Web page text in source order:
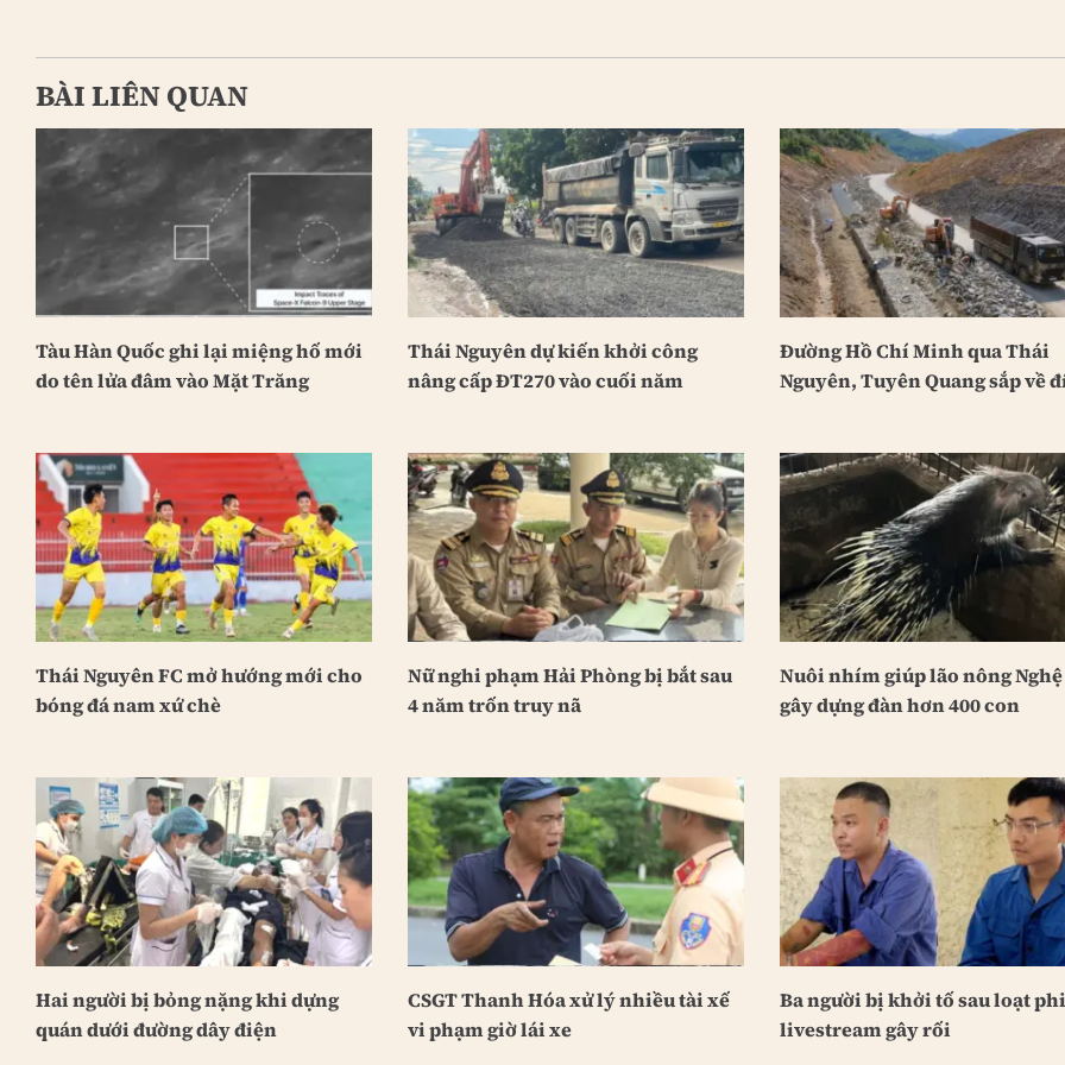
BÀI LIÊN QUAN
Tàu Hàn Quốc ghi lại miệng hố mới
do tên lửa đâm vào Mặt Trăng
Thái Nguyên dự kiến khởi công
nâng cấp ĐT270 vào cuối năm
Đường Hồ Chí Minh qua Thái
Nguyên, Tuyên Quang sắp về
Thái Nguyên FC mở hướng mới cho
bóng đá nam xứ chè
Nữ nghi phạm Hải Phòng bị bắt sau
4 năm trốn truy nã
Nuôi nhím giúp lão nông
gây dựng đàn hơn 400 con
Hai người bị bỏng nặng khi dựng
quán dưới đường dây điện
CSGT Thanh Hóa xử lý nhiều tài xế
vi phạm giờ lái xe
Ba người bị khởi tố sau loạt
livestream gây rối